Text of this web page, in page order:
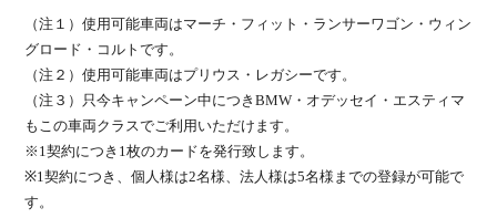
（注１）使用可能車両はマーチ・フィット・ランサーワゴン・ウィン
グロード・コルトです。
（注２）使用可能車両はプリウス・レガシーです。
（注３）只今キャンペーン中につきBMW・オデッセイ・エスティマ
もこの車両クラスでご利用いただけます。
※1契約につき1枚のカードを発行致します。
※1契約につき、個人様は2名様、法人様は5名様までの登録が可能で
す。